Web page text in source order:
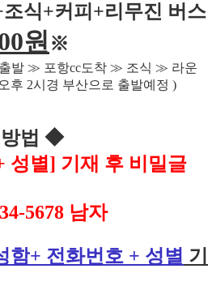
조식+커피+리무진 버스
원 ※
발 ≫ 포항cc도착 ≫ 조식 ≫ 라운
오후 2시경 부산으로 출발예정 )
법 ◆
성별 ] 기재 후 비밀글
5678 남자
함+ 전화번호 + 성별 기